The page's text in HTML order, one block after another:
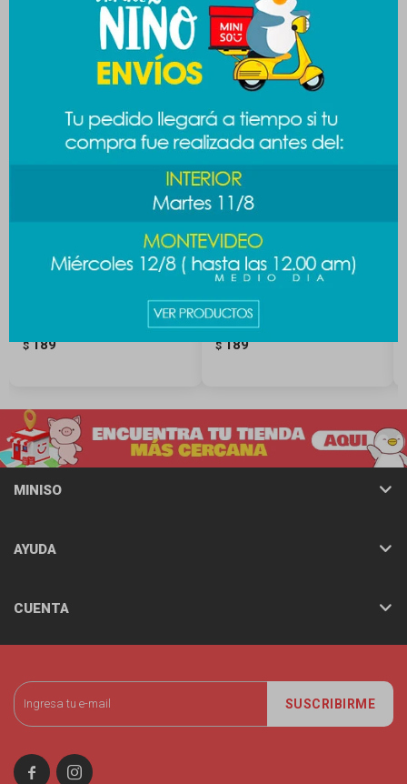
Productos que te pueden interesar
Cepillo de pelo mini - celeste
$ 189
Cepillo desenredante BT21
$ 189
SUSCRIBIRME
 
MINISO
AYUDA
CUENTA